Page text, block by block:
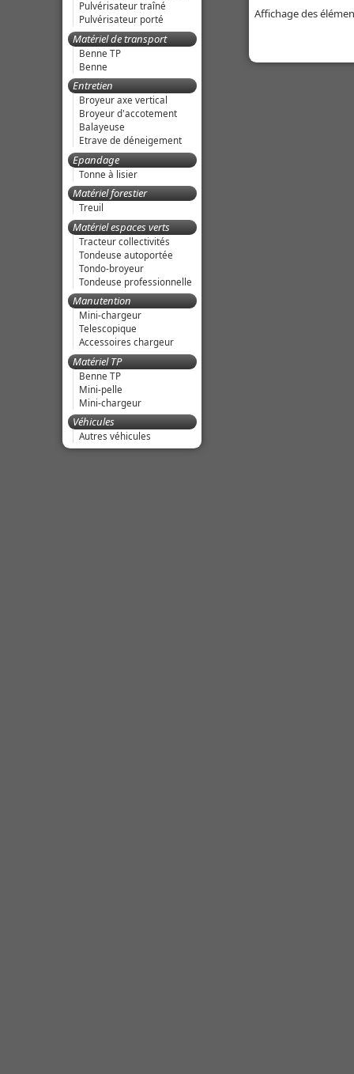
Pulvérisateur traîné
Pulvérisateur porté
Matériel de transport
Benne TP
Benne
Entretien
Broyeur axe vertical
Broyeur d'accotement
Balayeuse
Etrave de déneigement
Epandage
Tonne à lisier
Matériel forestier
Treuil
Matériel espaces verts
Tracteur collectivités
Tondeuse autoportée
Tondo-broyeur
Tondeuse professionnelle
Manutention
Mini-chargeur
Telescopique
Accessoires chargeur
Matériel TP
Benne TP
Mini-pelle
Mini-chargeur
Véhicules
Autres véhicules
Affichage des